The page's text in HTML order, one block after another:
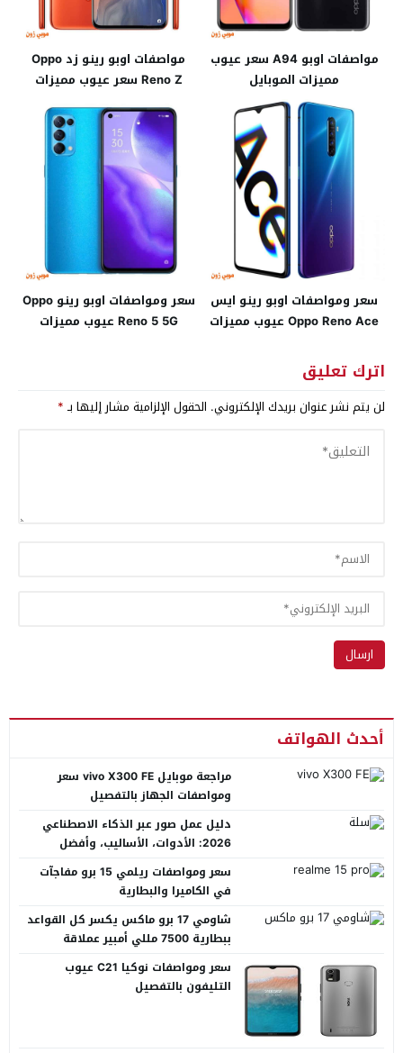
مواصفات اوبو A94 سعر عيوب
مميزات الموبايل
مواصفات اوبو رينو زد Oppo
Reno Z سعر عيوب مميزات
سعر ومواصفات اوبو رينو ايس
Oppo Reno Ace عيوب مميزات
سعر ومواصفات اوبو رينو Oppo
Reno 5 5G عيوب مميزات
اترك تعليق
لن يتم نشر عنوان بريدك الإلكتروني. الحقول الإلزامية مشار إليها بـ*
أحدث الهواتف
مراجعة موبايل vivo X300 FE سعر
ومواصفات الجهاز بالتفصيل
دليل عمل صور عبر الذكاء الاصطناعي
2026: الأدوات، الأساليب، وأفضل
سعر ومواصفات ريلمي 15 برو مفاجآت
في الكاميرا والبطارية
شاومي 17 برو ماكس يكسر كل القواعد
ببطارية 7500 مللي أمبير عملاقة
سعر ومواصفات نوكيا C21 عيوب
التليفون بالتفصيل